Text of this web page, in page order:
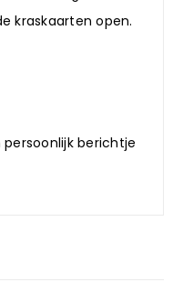
kraskaarten open.
berichtje